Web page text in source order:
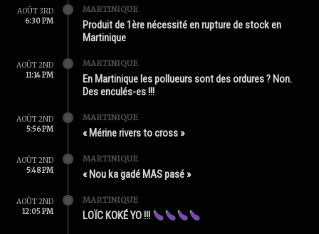
AOÛT 3RD
6:30 PM
MARTINIQUE
Produit de 1ère nécessité en rupture de stock en
Martinique
AOÛT 2ND
11:14 PM
MARTINIQUE
En Martinique les pollueurs sont des ordures ? Non.
Des enculés-es !!!
AOÛT 2ND
5:56 PM
MARTINIQUE
« Mérine rivers to cross »
AOÛT 2ND
5:48 PM
MARTINIQUE
« Nou ka gadé MAS pasé »
AOÛT 2ND
12:05 PM
MARTINIQUE
LOÏC KOKÉ YO !!!